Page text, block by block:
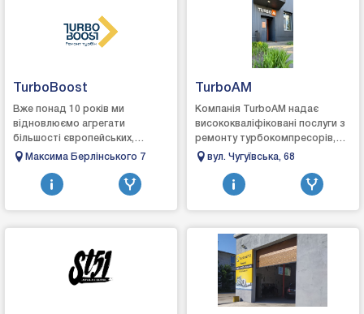
TurboBoost
Вже понад 10 років ми
відновлюємо агрегати
більшості європейських,
японських та американських
заводську точність і
надійність....
Максима Берлінського 7
TurboAM
Компанія TurboAM надає
висококваліфіковані послуги з
ремонту турбокомпресорів,
кермових рейок та карданних
мийку сажових ...
вул. Чугуївська, 68